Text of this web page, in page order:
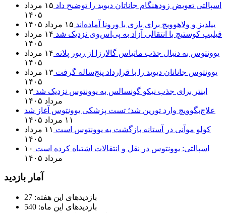
اسپالتی تعویض زودهنگام جاناتان دیوید را توضیح داد
۱۵ مرداد
۱۴۰۵
ییلدیز و ولاهوویچ برای بازی با ورونا آماده‌اند ۱۵ مرداد ۱۴۰۵
فیلیپ کوستیچ با انتقالی آزاد به پی‌اس‌وی نزدیک شد
۱۴ مرداد
۱۴۰۵
یوونتوس به دنبال جذب ماتیاس گالارزا از ریور پلاته
۱۴ مرداد
۱۴۰۵
یوونتوس جاناتان دیوید را با قرارداد پنج‌ساله گرفت
۱۳ مرداد
۱۴۰۵
اینتر برای جذب نیکو گونسالس به یوونتوس نزدیک شد ۱۳
مرداد ۱۴۰۵
علاج‌بگوویچ وارد تورین شد؛ تست پزشکی یوونتوس آغاز شد
۱۱ مرداد ۱۴۰۵
کولو موآنی در آستانه بازگشت به یوونتوس است
۱۱ مرداد
۱۴۰۵
اسپالتی: یوونتوس در نقل و انتقالات اشتباه کرده است ۱۰
مرداد ۱۴۰۵
آمار بازدید
بازدیدهای این هفته: 27
بازدیدهای این ماه: 540